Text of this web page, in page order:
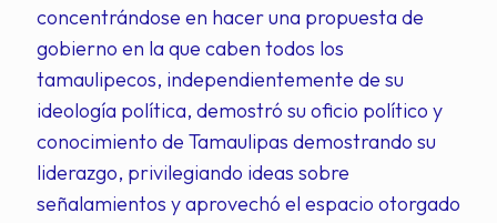
concentrándose en hacer una propuesta de
gobierno en la que caben todos los
tamaulipecos, independientemente de su
ideología política, demostró su oficio político y
conocimiento de Tamaulipas demostrando su
liderazgo, privilegiando ideas sobre
señalamientos y aprovechó el espacio otorgado